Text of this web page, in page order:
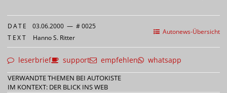
Autonews-Übersicht
DATE 03.06.2000 — # 0025
TEXT Hanno S. Ritter
leserbrief support empfehlen whatsapp
VERWANDTE THEMEN BEI AUTOKISTE
IM KONTEXT: DER BLICK INS WEB